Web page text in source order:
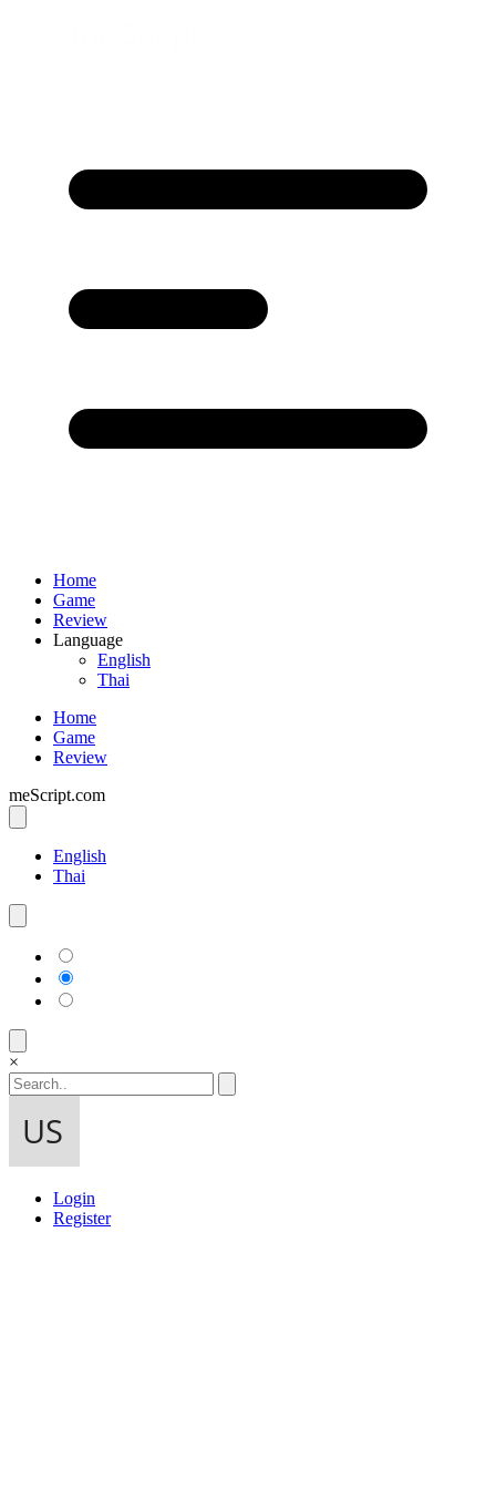
Home
Game
Review
Language
English
Thai
Home
Game
Review
meScript.com
English
Thai
×
Login
Register